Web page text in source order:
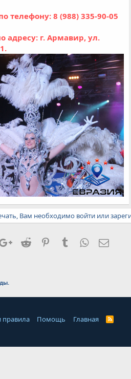
телефону: 8 (988) 335-90-05
адресу: г. Армавир, ул.
Вам необходимо войти или
Google+
Reddit PinterestTumblrWhatsApp
правила Помощь Главная